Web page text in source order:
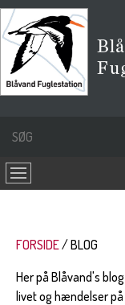
FORSIDE
BLOG
Her på Blåvand's
livet og hændelser